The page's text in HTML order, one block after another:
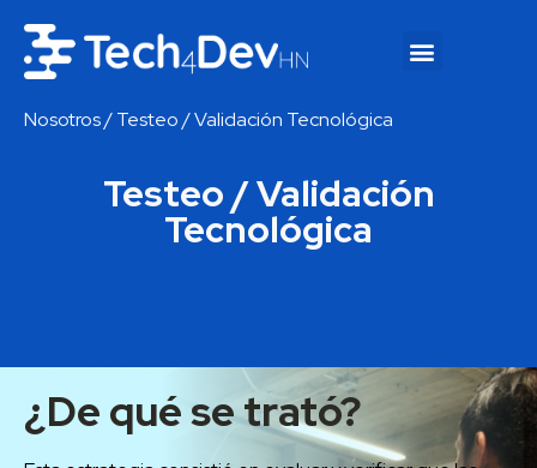
Nosotros/ Testeo / Validación Tecnológica
Testeo / Validación
Tecnológica
¿De qué se trató?